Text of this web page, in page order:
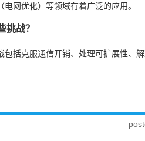
电网优化）等领域有着广泛的应用。
挑战？
包括克服通信开销、处理可扩展性、